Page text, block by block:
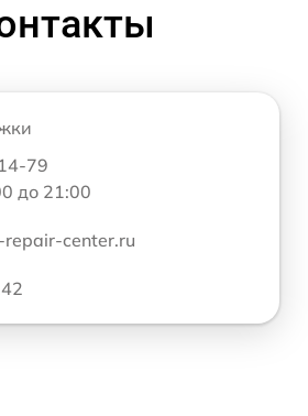
79
до 21:00
repair-center.ru